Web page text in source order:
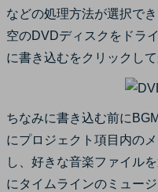
などの処理方法が選択で
空のDVDディスクをドラ
に書き込むをクリックし
ちなみに書き込む前に
にプロジェクト項目内の
し、好きな音楽ファイル
にタイムラインのミュー